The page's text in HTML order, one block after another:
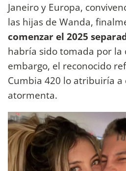
Janeiro y Europa,
las hijas de Wanda,
comenzar el 2025
habría sido tomada por la
embargo, el reconocido
Cumbia 420 lo atribuiría
atormenta.